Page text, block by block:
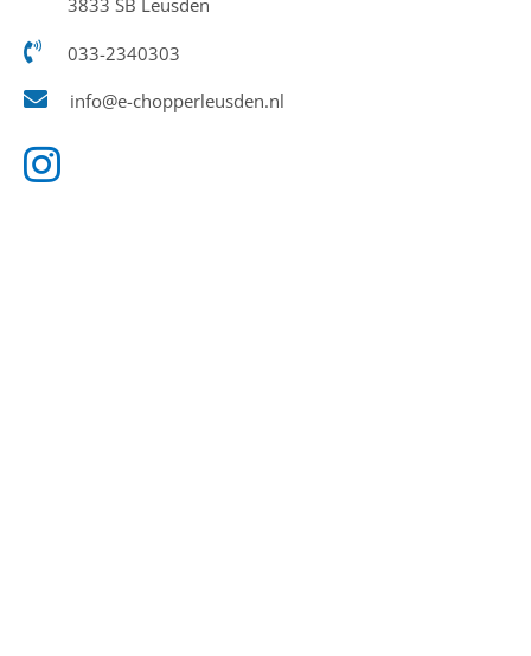
3833 SB Leusden
033-2340303
info@e-chopperleusden.nl